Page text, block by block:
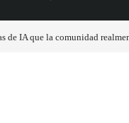
de IA que la comunidad